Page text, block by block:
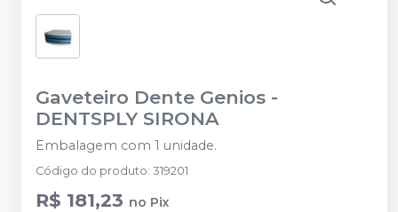
Gaveteiro Dente Genios -
DENTSPLY SIRONA
Embalagem com 1 unidade.
Código do produto: 319201
R$ 181,23 no Pix